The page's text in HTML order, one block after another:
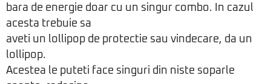
bara de energie doar cu un singur combo. In cazul
acesta trebuie sa
aveti un lollipop de protectie sau vindecare, da un
lollipop.
Acestea le puteti face singuri din niste soparle